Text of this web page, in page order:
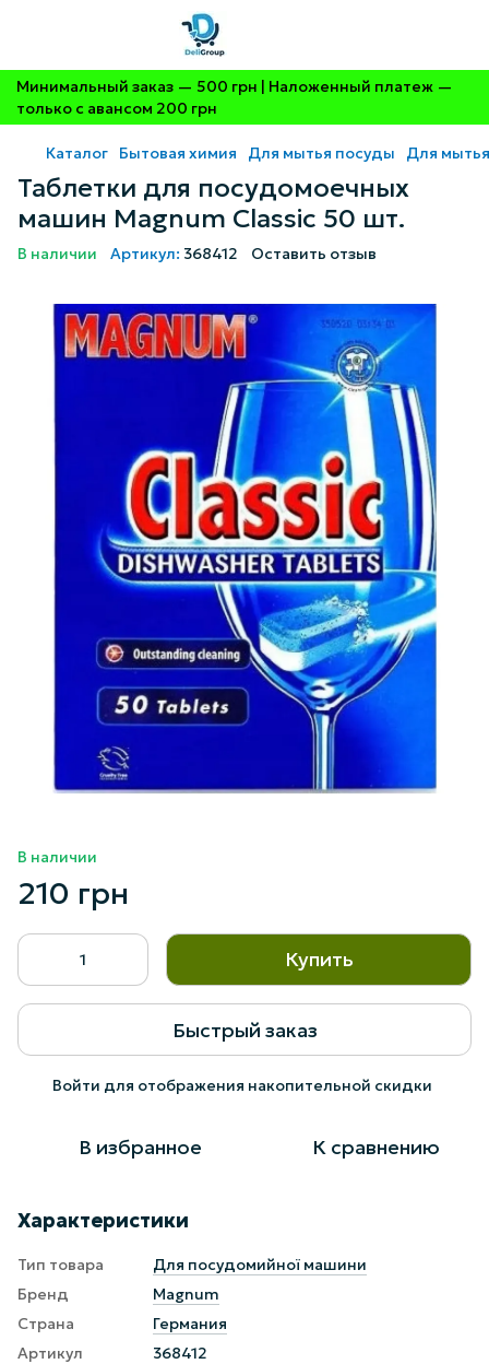
Минимальный заказ — 500 грн | Наложенный платеж —
только с авансом 200 грн
Каталог Бытовая химия Для мытья посуды Для
Таблетки для посудомоечных
машин Magnum Classic 50 шт.
В наличии Артикул: 368412 Оставить отзыв
В наличии
210 грн
Купить
Быстрый заказ
Войти для отображения накопительной скидки
В избранное К сравнению
Характеристики
Тип товара
Для посудомийної машини
Бренд
Magnum
Страна
Германия
Артикул
368412